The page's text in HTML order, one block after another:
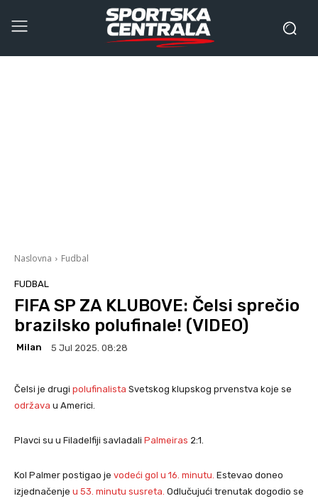
Naslovna Fudbal
FUDBAL
FIFA SP ZA KLUBOVE: Čelsi sprečio
brazilsko polufinale! (VIDEO)
Milan 5 Jul 2025. 08:28
Čelsi je drugi polufinalista Svetskog klupskog prvenstva koje se
održava u Americi.
Plavci su u Filadelfiji savladali Palmeiras 2:1.
Kol Palmer postigao je vodeći gol u 16. minutu. Estevao doneo
izjednačenje u 53. minutu susreta. Odlučujući trenutak dogodio se